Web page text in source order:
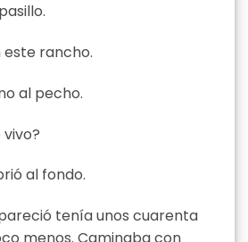
rancho.
al pecho.
al fondo.
tenía unos cuarenta